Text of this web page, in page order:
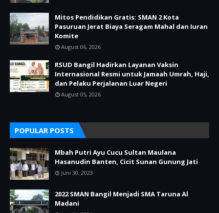
Mitos Pendidikan Gratis: SMAN 2 Kota
Pasuruan Jerat Biaya Seragam Mahal dan Iuran
Komite
August 06, 2026
RSUD Bangil Hadirkan Layanan Vaksin
Internasional Resmi untuk Jamaah Umrah, Haji,
dan Pelaku Perjalanan Luar Negeri
August 05, 2026
POPULAR POSTS
Mbah Putri Ayu Cucu Sultan Maulana
Hasanudin Banten, Cicit Sunan Gunung Jati
Juni 30, 2023
2022 SMAN Bangil Menjadi SMA Taruna Al
Madani